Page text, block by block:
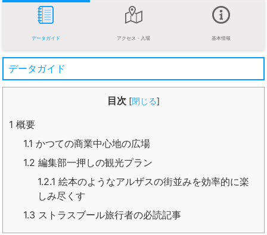
データガイド アクセス・入場 基本情報
データガイド
目次 [閉じる]
1 概要
1.1 かつての商業中心地の広場
1.2 編集部一押しの観光プラン
1.2.1 絵本のようなアルザスの街並みを効率的に楽
しみ尽くす
1.3 ストラスブール旅行者の必読記事